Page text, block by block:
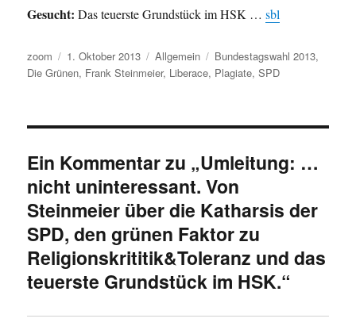
Gesucht: Das teuerste Grundstück im HSK …sbl
Autor
zoom
Veröffentlicht
am
1. Oktober 2013 Kategorien
Allgemein Schlagwörter
Bundestagswahl 2013,
Die Grünen, Frank Steinmeier, Liberace, Plagiate,SPD
Ein Kommentar zu „Umleitung: …
nicht uninteressant. Von
Steinmeier über die Katharsis der
SPD, den grünen Faktor zu
Religionskrititik&Toleranz und das
teuerste Grundstück im HSK.“